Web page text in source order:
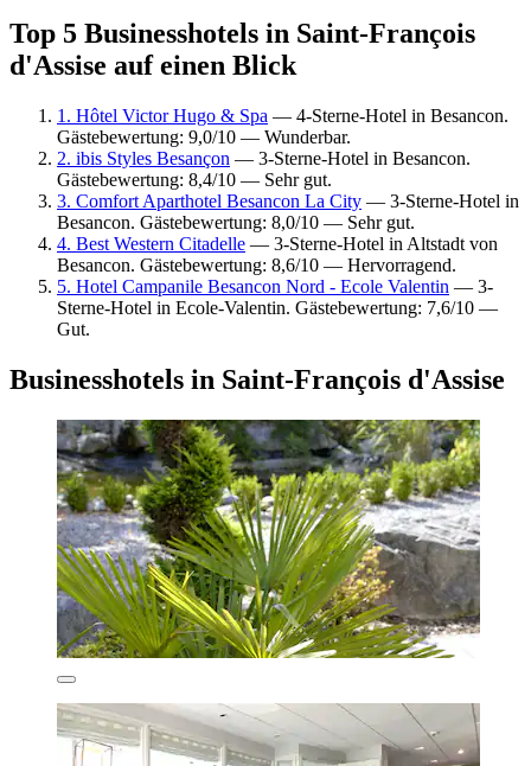
Top 5 Businesshotels in Saint-François
d'Assise auf einen Blick
1. Hôtel Victor Hugo & Spa — 4-Sterne-Hotel in Besancon.
Gästebewertung: 9,0/10 — Wunderbar.
2. ibis Styles Besançon — 3-Sterne-Hotel in Besancon.
Gästebewertung: 8,4/10 — Sehr gut.
3. Comfort Aparthotel Besancon La City — 3-Sterne-Hotel in
Besancon. Gästebewertung: 8,0/10 — Sehr gut.
4. Best Western Citadelle — 3-Sterne-Hotel in Altstadt von
Besancon. Gästebewertung: 8,6/10 — Hervorragend.
5. Hotel Campanile Besancon Nord - Ecole Valentin — 3-
Sterne-Hotel in Ecole-Valentin. Gästebewertung: 7,6/10 —
Gut.
Businesshotels in Saint-François d'Assise